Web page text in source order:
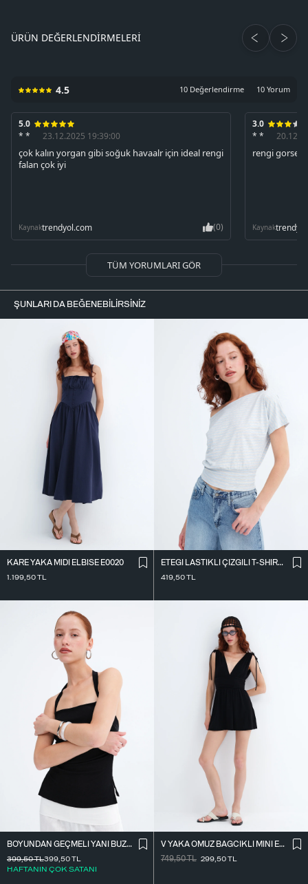
ÜRÜN DEĞERLENDIRMELERI
4.5 10 Değerlendirme 10 Yorum
5.0
* *
23.12.2025 19:39:00
çok kalın yorgan gibi soğuk havaalr için ideal rengi
falan çok iyi
Kaynaktrendyol.com (0)
3.0
* *
rengi
Kaynak
TÜM YORUMLARI GÖR
ŞUNLARI DA BEĞENEBILIRSINIZ
KARE YAKA MIDI ELBISE E0020
1.199,50TL
ETEĞI LASTIKLI ÇIZGILI T-SHIRT P10733
419,50TL
BOYUNDAN GEÇMELI YANI BÜZGÜLÜ BLUZ A390
399,50TL
HAFTANIN ÇOK SATANI
399,50TL
V YAKA OMUZ BAĞCIKLI MINI ELBISE E3394
749,50TL 299,50TL